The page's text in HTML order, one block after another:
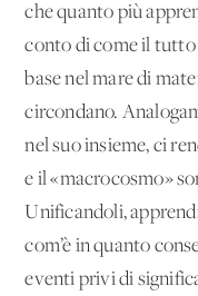
che quanto più
conto di come il tutto
base nel mare di
circondano.
nel suo insieme, ci
e il «macrocosmo»
Unificandoli,
com’è in quanto
eventi privi di